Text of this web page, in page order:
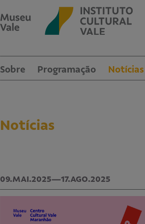
Sobre Programação Notícias
Notícias
09.MAI.2025—17.AGO.2025